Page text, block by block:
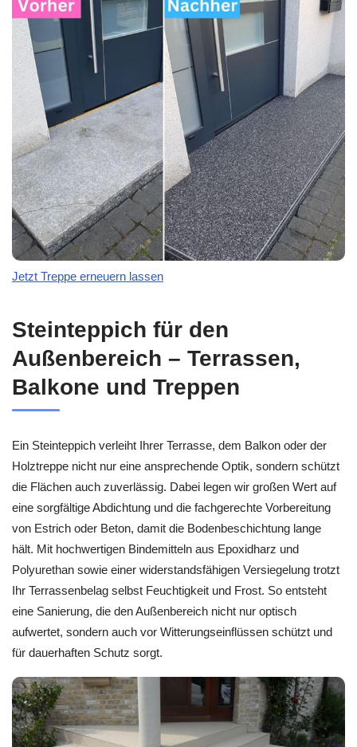
Jetzt Treppe erneuern lassen
Steinteppich für den
Außenbereich – Terrassen,
Balkone und Treppen
Ein Steinteppich verleiht Ihrer Terrasse, dem Balkon oder der
Holztreppe nicht nur eine ansprechende Optik, sondern schützt
die Flächen auch zuverlässig. Dabei legen wir großen Wert auf
eine sorgfältige Abdichtung und die fachgerechte Vorbereitung
von Estrich oder Beton, damit die Bodenbeschichtung lange
hält. Mit hochwertigen Bindemitteln aus Epoxidharz und
Polyurethan sowie einer widerstandsfähigen Versiegelung trotzt
Ihr Terrassenbelag selbst Feuchtigkeit und Frost. So entsteht
eine Sanierung, die den Außenbereich nicht nur optisch
aufwertet, sondern auch vor Witterungseinflüssen schützt und
für dauerhaften Schutz sorgt.